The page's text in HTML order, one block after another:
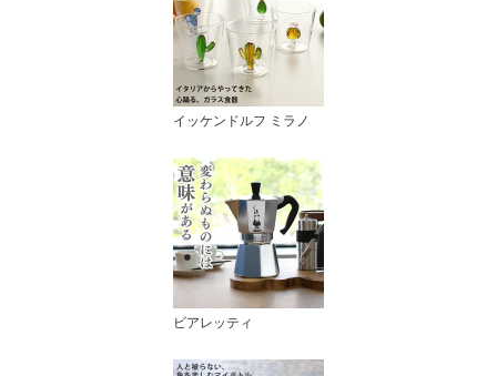
イッケンドルフ ミラノ
ビアレッティ